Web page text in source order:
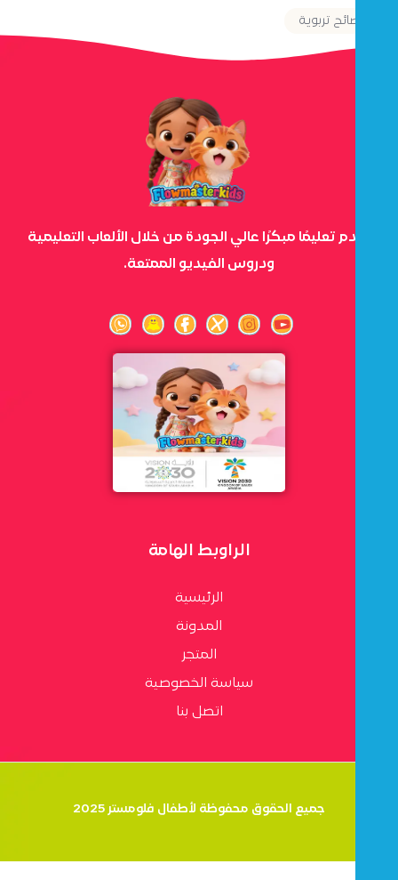
نصائح تربوية
نقدم تعليمًا مبكرًا عالي الجودة من خلال الألعاب التعليمية
ودروس الفيديو الممتعة.
الراوبط الهامة
الرئيسية
المدونة
المتجر
سياسة الخصوصية
اتصل بنا
جميع الحقوق محفوظة لأطفال فلومستر 2025